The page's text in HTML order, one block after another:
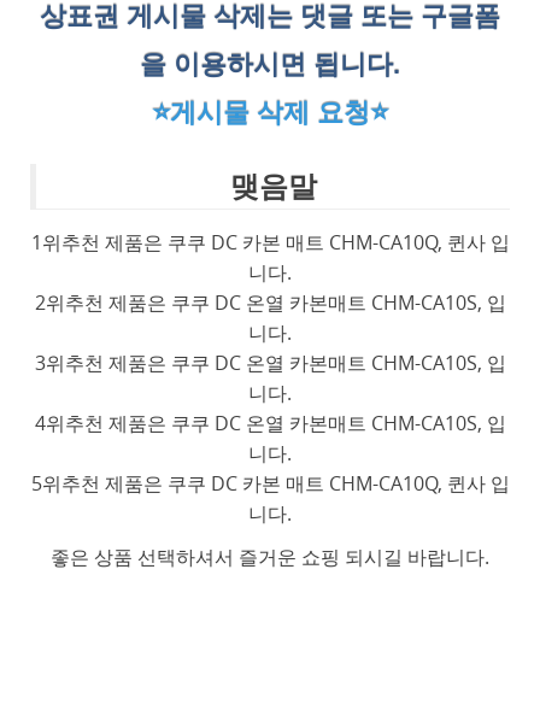
상표권 게시물 삭제는 댓글 또는 구글폼
을 이용하시면 됩니다.
⭐게시물 삭제 요청⭐
맺음말
1위추천 제품은 쿠쿠 DC 카본 매트 CHM-CA10Q, 퀸사 입
니다.
2위추천 제품은 쿠쿠 DC 온열 카본매트 CHM-CA10S, 입
니다.
3위추천 제품은 쿠쿠 DC 온열 카본매트 CHM-CA10S, 입
니다.
4위추천 제품은 쿠쿠 DC 온열 카본매트 CHM-CA10S, 입
니다.
5위추천 제품은 쿠쿠 DC 카본 매트 CHM-CA10Q, 퀸사 입
니다.
좋은 상품 선택하셔서 즐거운 쇼핑 되시길 바랍니다.